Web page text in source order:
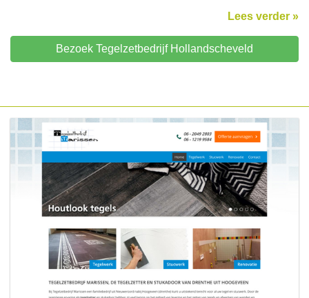
Lees verder »
Bezoek Tegelzetbedrijf Hollandscheveld